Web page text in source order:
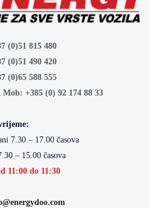
(0)51 815 480
(0)51 490 420
(0)65 588 555
Mob: +385 (0) 92 174 88 33
7.30 – 17.00 časova
– 15.00 časova
11:00 do 11:30